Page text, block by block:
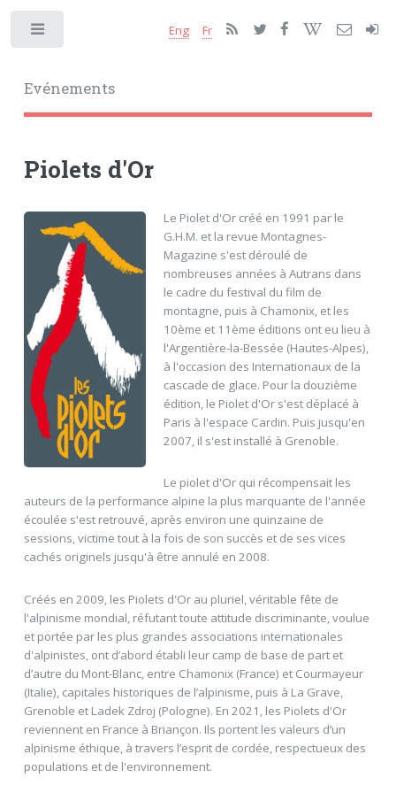
Evénements
Eng Fr
Piolets d'Or
Le Piolet d'Or créé en 1991 par le
G.H.M. et la revue Montagnes-
Magazine s'est déroulé de
nombreuses années à Autrans dans
le cadre du festival du film de
montagne, puis à Chamonix, et les
10ème et 11ème éditions ont eu lieu à
l'Argentière-la-Bessée (Hautes-Alpes),
à l'occasion des Internationaux de la
cascade de glace. Pour la douzième
édition, le Piolet d'Or s'est déplacé à
Paris à l'espace Cardin. Puis jusqu'en
2007, il s'est installé à Grenoble.
Le piolet d'Or qui récompensait les
auteurs de la performance alpine la plus marquante de l'année
écoulée s'est retrouvé, après environ une quinzaine de
sessions, victime tout à la fois de son succès et de ses vices
cachés originels jusqu'à être annulé en 2008.
Créés en 2009, les Piolets d'Or au pluriel, véritable fête de
l'alpinisme mondial, réfutant toute attitude discriminante, voulue
et portée par les plus grandes associations internationales
d'alpinistes, ont d’abord établi leur camp de base de part et
d’autre du Mont-Blanc, entre Chamonix (France) et Courmayeur
(Italie), capitales historiques de l’alpinisme, puis à La Grave,
Grenoble et Ladek Zdroj (Pologne). En 2021, les Piolets d'Or
reviennent en France à Briançon. Ils portent les valeurs d’un
alpinisme éthique, à travers l’esprit de cordée, respectueux des
populations et de l'environnement.